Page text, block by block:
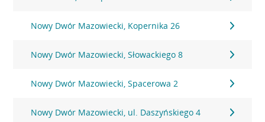
Nowy Dwór Mazowiecki, Kopernika 26
Nowy Dwór Mazowiecki, Słowackiego 8
Nowy Dwór Mazowiecki, Spacerowa 2
Nowy Dwór Mazowiecki, ul. Daszyńskiego 4